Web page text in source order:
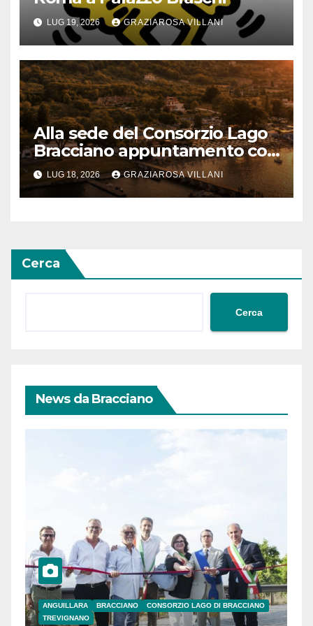
LUG 19, 2026 GRAZIAROSA VILLANI
Alla sede del Consorzio Lago
Bracciano appuntamento col
Bel Canto: domenica 19 luglio
2026 alle 19 concerto lirico ad
ingresso libero
LUG 18, 2026 GRAZIAROSA VILLANI
Cerca
Cerca
News da Bracciano
ANGUILLARA BRACCIANO
CONSORZIO LAGO DI BRACCIANO
TREVIGNANO